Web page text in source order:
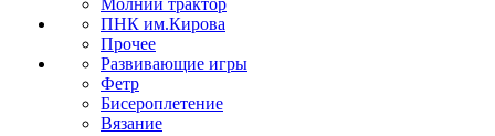
Молнии трактор
ПНК им.Кирова
Прочее
Развивающие игры
Фетр
Бисероплетение
Вязание